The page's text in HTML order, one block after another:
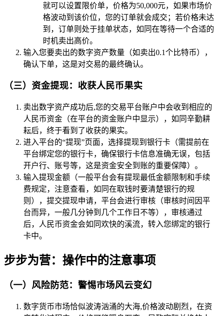
就可以设置限价单，价格为50,000元，如果市场价
格波动到该价位，您的订单就会成交；若价格未达
到，订单则处于挂单状态，如同在等待一个合适的
时机卖出高价。
输入您要卖出的数字资产数量（如卖出0.1个比特币），
确认下单，这是对交易的最终确认。
（三）资金提现：收获人民币果实
卖出数字资产成功后,您的交易平台账户中会收到相应的
人民币资金（在平台的资金账户中显示），如同辛勤耕
耘后，终于看到了收获的果实。
进入平台的“提现”页面，选择提现到银行卡（需提前在
平台绑定您的银行卡，确保银行卡信息准确无误，包括
开户行、账号等，这是资金安全到账的重要保障）。
输入提现金额（一般平台会有提现最低金额限制和手续
费规定，注意查看，如同在取钱时要清楚银行的规
则），提交提现申请，平台会进行审核（审核时间因平
台而异，一般几分钟到几个工作日不等），审核通过
后，人民币资金会如同欢快的溪流，转入您绑定的银行
卡中。
步步为营：操作中的注意事项
（一）风险防范：警惕市场风云变幻
数字货币市场恰似波涛汹涌的大海,价格波动剧烈，在资